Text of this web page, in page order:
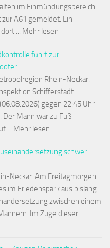
im Einmündungsbereich
A61 gemeldet. Ein
... Mehr lesen
führt zur
Rhein-Neckar.
Schifferstadt
gegen 22:45 Uhr
Mann war zu Fuß
... Mehr lesen
schwer
Neckar. Am Freitagmorgen
im Friedenspark aus bislang
zwischen einem
Im Zuge dieser ...